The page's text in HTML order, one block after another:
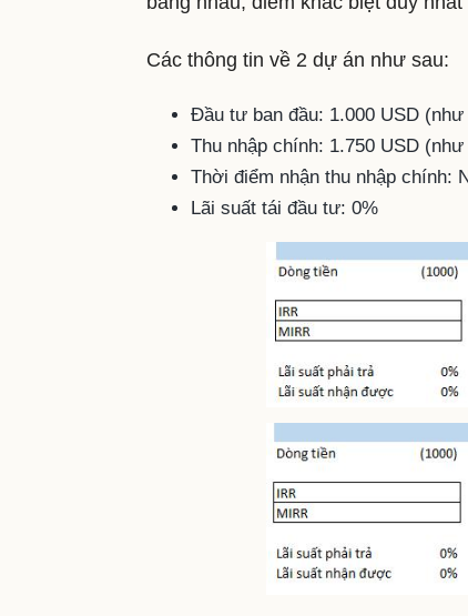
Các thông tin về 2 dự án như sau:
Đầu tư ban đầu: 1.000 USD
Thu nhập chính: 1.750 USD
Thời điểm nhận thu nhập chính:
Lãi suất tái đầu tư: 0%